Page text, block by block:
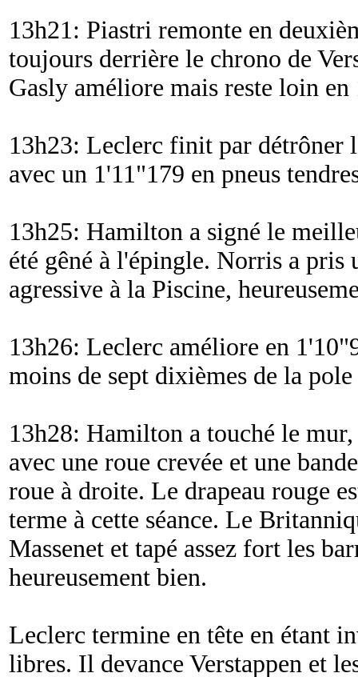
13h21: Piastri remonte en
toujours derrière le chrono de
Gasly améliore mais reste loin en
13h23: Leclerc finit par détrôner
avec un 1'11"179 en pneus
13h25: Hamilton a signé le
été gêné à l'épingle. Norris a
agressive à la Piscine,
13h26: Leclerc améliore en
moins de sept dixièmes de la
13h28: Hamilton a touché le
avec une roue crevée et une
roue à droite. Le drapeau rouge
terme à cette séance. Le
Massenet et tapé assez fort les
heureusement bien.
Leclerc termine en tête en étant
libres. Il devance Verstappen et